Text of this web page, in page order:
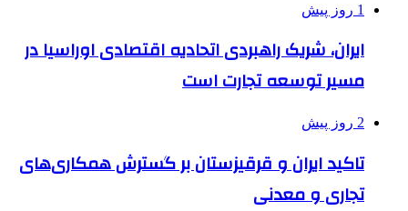
1 روز پیش
ایران، شریک راهبردی اتحادیه اقتصادی اوراسیا در
مسیر توسعه تجارت است
2 روز پیش
تاکید ایران و قرقیزستان بر گسترش همکاری‌های
تجاری و معدنی